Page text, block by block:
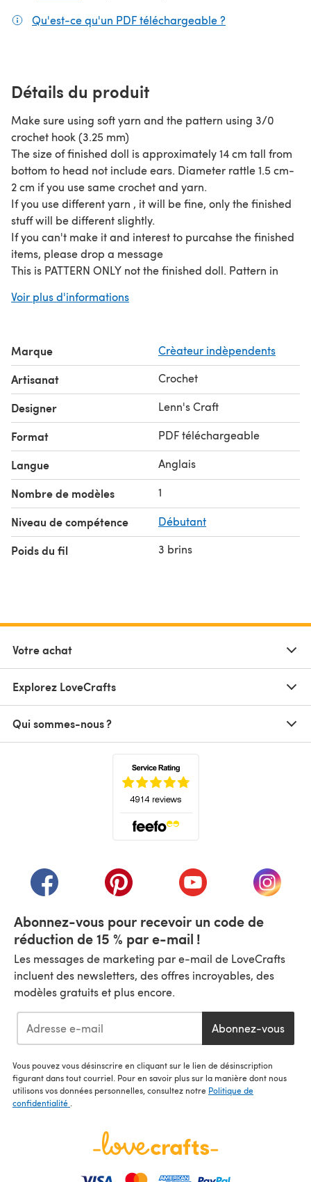
Qu'est-ce qu'un PDF téléchargeable ?
Détails du produit
Make sure using soft yarn and the pattern using 3/0
crochet hook (3.25 mm)
The size of finished doll is approximately 14 cm tall from
bottom to head not include ears. Diameter rattle 1.5 cm-
2 cm if you use same crochet and yarn.
If you use different yarn , it will be fine, only the finished
stuff will be different slightly.
If you can't make it and interest to purcahse the finished
items, please drop a message
This is PATTERN ONLY not the finished doll. Pattern in
Voir plus d'informations
Marque Crèateur indèpendents
Artisanat Crochet
Designer Lenn's Craft
Format PDF téléchargeable
Langue Anglais
Nombre de modèles 1
Niveau de compétence Débutant
Poids du fil 3 brins
Votre achat
Explorez LoveCrafts
Qui sommes-nous ?
(s'ouvre dans un nouvel onglet)
(s'ouvre dans un nouvel onglet)
(s'ouvre dans un(s'ouvre
Abonnez-vous pour recevoir un code de
réduction de 15 % par e-mail !
Les messages de marketing par e-mail de LoveCrafts
incluent des newsletters, des offres incroyables, des
modèles gratuits et plus encore.
Abonnez-vous
Vous pouvez vous désinscrire en cliquant sur le lien de désinscription
figurant dans tout courriel. Pour en savoir plus sur la manière dont nous
utilisons vos données personnelles, consultez notre Politique de
confidentialité